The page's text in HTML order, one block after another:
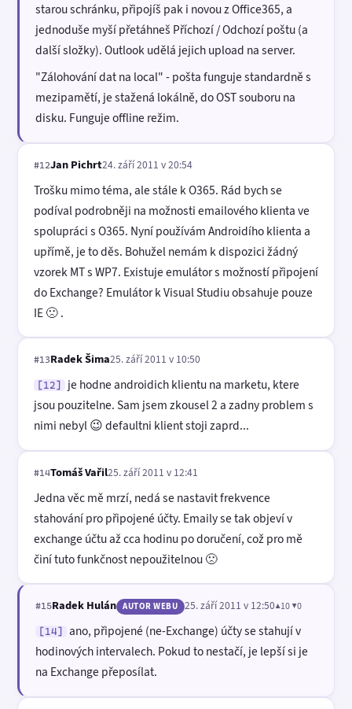
starou schránku, připojíš pak i novou z Office365, a
jednoduše myší přetáhneš Příchozí / Odchozí poštu (a
další složky). Outlook udělá jejich upload na server.
"Zálohování dat na local" - pošta funguje standardně s
mezipamětí, je stažená lokálně, do OST souboru na
disku. Funguje offline režim.
#12Jan Pichrt24. září 2011 v 20:54
Trošku mimo téma, ale stále k O365. Rád bych se
podíval podrobněji na možnosti emailového klienta ve
spolupráci s O365. Nyní používám Androidího klienta a
upřímě, je to děs. Bohužel nemám k dispozici žádný
vzorek MT s WP7. Existuje emulátor s možností připojení
do Exchange? Emulátor k Visual Studiu obsahuje pouze
IE 🙁 .
#13Radek Šima25. září 2011 v 10:50
[12]
je hodne androidich klientu na marketu, ktere
jsou pouzitelne. Sam jsem zkousel 2 a zadny problem s
nimi nebyl 😉 defaultni klient stoji zaprd...
#14Tomáš Vařil25. září 2011 v 12:41
Jedna věc mě mrzí, nedá se nastavit frekvence
stahování pro připojené účty. Emaily se tak objeví v
exchange účtu až cca hodinu po doručení, což pro mě
činí tuto funkčnost nepoužitelnou 🙁
#15Radek Hulán AUTOR WEBU 25. září 2011 v 12:50▲10 ▼0
[14]
ano, připojené (ne-Exchange) účty se stahují v
hodinových intervalech. Pokud to nestačí, je lepší si je
na Exchange přeposílat.